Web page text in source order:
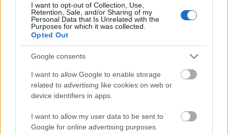
I want to opt-out of Collection, Use,
Retention, Sale, and/or Sharing of my
Personal Data that Is Unrelated with the
Purposes for which it was collected.
Opted Out
Google consents
I want to allow Google to enable storage
related to advertising like cookies on web or
device identifiers in apps.
I want to allow my user data to be sent to
Google for online advertising purposes.
46.442 Engroshandel med rengjøringsmidler
46.450
46.460
Engroshandel med apotekvarer og
medisinske varer
46.470
kontor- og butikkmøbler, gulvtepper og
belysningsutstyr